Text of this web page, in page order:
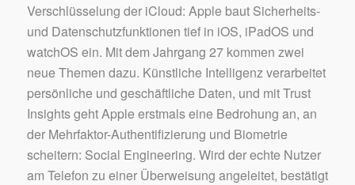
Verschlüsselung der iCloud: Apple baut Sicherheits-
und Datenschutzfunktionen tief in iOS, iPadOS und
watchOS ein. Mit dem Jahrgang 27 kommen zwei
neue Themen dazu. Künstliche Intelligenz verarbeitet
persönliche und geschäftliche Daten, und mit Trust
Insights geht Apple erstmals eine Bedrohung an, an
der Mehrfaktor-Authentifizierung und Biometrie
scheitern: Social Engineering. Wird der echte Nutzer
am Telefon zu einer Überweisung angeleitet, bestätigt